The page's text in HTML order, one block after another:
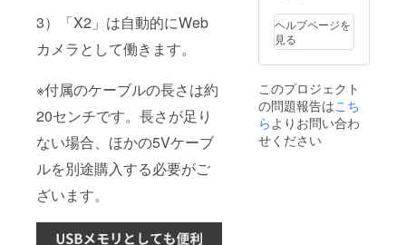
3）「X2」は自動的にWeb
カメラとして働きます。
※付属のケーブルの長さは約
20センチです。長さが足り
ない場合、ほかの5Vケーブ
ルを別途購入する必要がご
ざいます。
ヘルプページを
見る
このプロジェクト
の問題報告はこち
ら よりお問い合わ
せください